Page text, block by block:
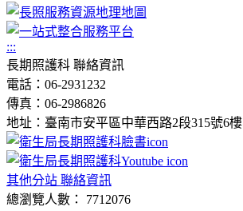
:::
長期照護科 聯絡資訊
電話：06-2931232
傳真：06-2986826
地址：臺南市安平區中華西路2段315號6樓
其他分站 聯絡資訊
總瀏覽人數： 7712076